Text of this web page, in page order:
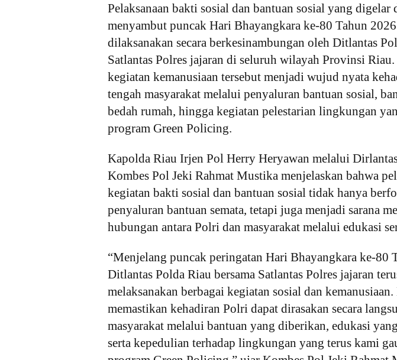
Pelaksanaan bakti sosial dan bantuan sosial yang digelar
menyambut puncak Hari Bhayangkara ke-80 Tahun
dilaksanakan secara berkesinambungan oleh Ditlantas
Satlantas Polres jajaran di seluruh wilayah Provinsi Riau.
kegiatan kemanusiaan tersebut menjadi wujud nyata
tengah masyarakat melalui penyaluran bantuan sosial,
bedah rumah, hingga kegiatan pelestarian lingkungan
program Green Policing.
Kapolda Riau Irjen Pol Herry Heryawan melalui
Kombes Pol Jeki Rahmat Mustika menjelaskan bahwa
kegiatan bakti sosial dan bantuan sosial tidak hanya
penyaluran bantuan semata, tetapi juga menjadi sarana
hubungan antara Polri dan masyarakat melalui edukasi
“Menjelang puncak peringatan Hari Bhayangkara ke-80
Ditlantas Polda Riau bersama Satlantas Polres jajaran
melaksanakan berbagai kegiatan sosial dan
memastikan kehadiran Polri dapat dirasakan secara
masyarakat melalui bantuan yang diberikan, edukasi
serta kepedulian terhadap lingkungan yang terus kami